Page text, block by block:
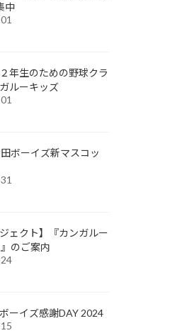
中
年生のための野球クラ
ルーキッズ
ボーイズ新マスコッ
ジェクト】『カンガルー
』のご案内
ーイズ感謝DAY 2024